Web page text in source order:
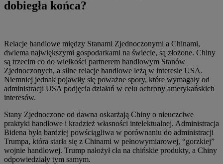
dobiegła końca?
Relacje handlowe między Stanami Zjednoczonymi a Chinami,
dwiema największymi gospodarkami na świecie, są złożone. Chiny
są trzecim co do wielkości partnerem handlowym Stanów
Zjednoczonych, a silne relacje handlowe leżą w interesie USA.
Niemniej jednak pojawiły się poważne spory, które wymagały od
administracji USA podjęcia działań w celu ochrony amerykańskich
interesów.
Stany Zjednoczone od dawna oskarżają Chiny o nieuczciwe
praktyki handlowe i kradzież własności intelektualnej. Administracja
Bidena była bardziej powściągliwa w porównaniu do administracji
Trumpa, która starła się z Chinami w pełnowymiarowej, “gorzkiej”
wojnie handlowej. Trump nałożył cła na chińskie produkty, a Chiny
odpowiedziały tym samym.